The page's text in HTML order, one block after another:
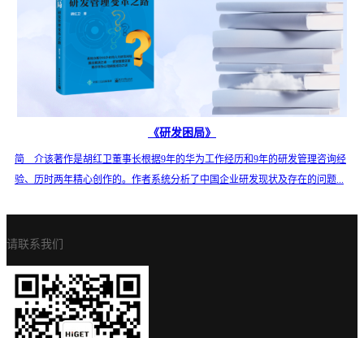
《研发困局》
简 介该著作是胡红卫董事长根据9年的华为工作经历和9年的研发管理咨询经
验、历时两年精心创作的。作者系统分析了中国企业研发现状及存在的问题...
请联系我们